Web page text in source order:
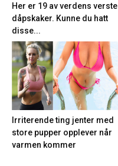
Her er 19 av verdens verste
dåpskaker. Kunne du hatt
disse...
Irriterende ting jenter med
store pupper opplever når
varmen kommer